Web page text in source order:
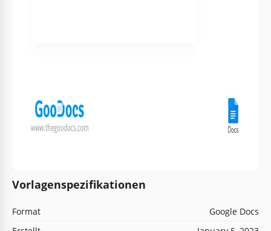
Vorlagenspezifikationen
Format
Google Docs